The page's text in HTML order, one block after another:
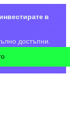
в
достъпни.